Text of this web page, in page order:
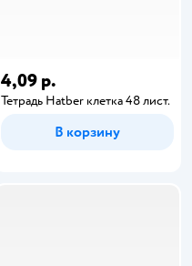
4,09 р.
Тетрадь Hatber клетка 48 лист.
В корзину